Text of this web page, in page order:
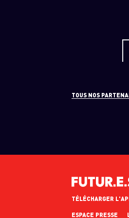
TOUS NOS
TÉLÉCHARGER
ESPACE PRESSE